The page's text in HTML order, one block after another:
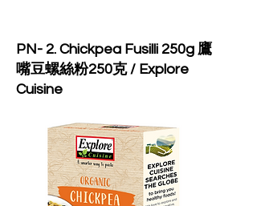
PN- 2. Chickpea Fusilli 250g 鷹
嘴豆螺絲粉250克 / Explore
Cuisine